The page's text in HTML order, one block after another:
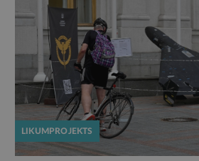
LIKUMPROJEKTS